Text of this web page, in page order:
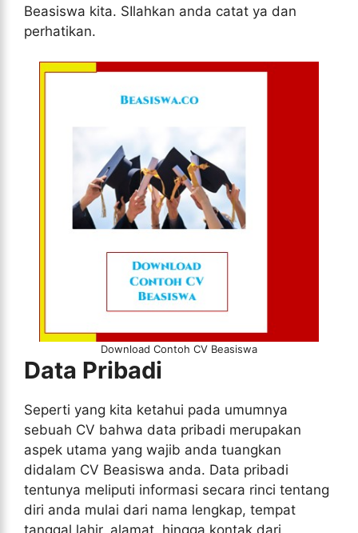
Beasiswa kita. SIlahkan anda catat ya dan
perhatikan.
Download Contoh CV Beasiswa
Data Pribadi
Seperti yang kita ketahui pada umumnya
sebuah CV bahwa data pribadi merupakan
aspek utama yang wajib anda tuangkan
didalam CV Beasiswa anda. Data pribadi
tentunya meliputi informasi secara rinci tentang
diri anda mulai dari nama lengkap, tempat